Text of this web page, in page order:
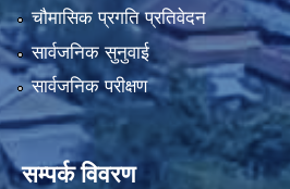
चौमासिक प्रगति प्रतिवेदन
सार्वजनिक सुनुवाई
सार्वजनिक परीक्षण
सम्पर्क विवरण